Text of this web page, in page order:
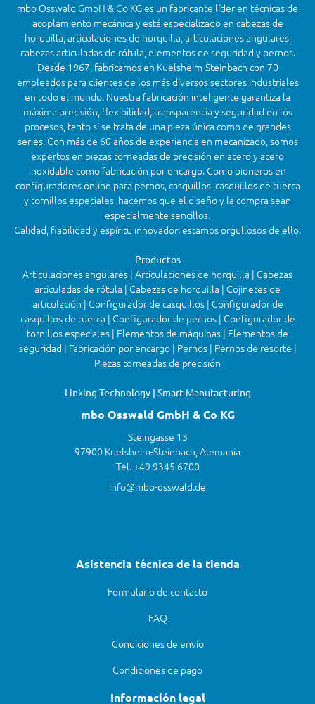
mbo Osswald GmbH & Co KG es un fabricante líder en técnicas de
acoplamiento mecánica y está especializado en cabezas de
horquilla, articulaciones de horquilla, articulaciones angulares,
cabezas articuladas de rótula, elementos de seguridad y pernos.
Desde 1967, fabricamos en Kuelsheim-Steinbach con 70
empleados para clientes de los más diversos sectores industriales
en todo el mundo. Nuestra fabricación inteligente garantiza la
máxima precisión, flexibilidad, transparencia y seguridad en los
procesos, tanto si se trata de una pieza única como de grandes
series. Con más de 60 años de experiencia en mecanizado, somos
expertos en piezas torneadas de precisión en acero y acero
inoxidable como fabricación por encargo. Como pioneros en
configuradores online para pernos, casquillos, casquillos de tuerca
y tornillos especiales, hacemos que el diseño y la compra sean
especialmente sencillos.
Calidad, fiabilidad y espíritu innovador: estamos orgullosos de ello.
Productos
Articulaciones angulares | Articulaciones de horquilla | Cabezas
articuladas de rótula | Cabezas de horquilla | Cojinetes de
articulación | Configurador de casquillos | Configurador de
casquillos de tuerca | Configurador de pernos | Configurador de
tornillos especiales | Elementos de máquinas | Elementos de
seguridad | Fabricación por encargo | Pernos | Pernos de resorte |
Piezas torneadas de precisión
Linking Technology | Smart Manufacturing
mbo Osswald GmbH & Co KG
Steingasse 13
97900 Kuelsheim-Steinbach, Alemania
Tel. +49 9345 6700
info@mbo-osswald.de
Asistencia técnica de la tienda
Formulario de contacto
FAQ
Condiciones de envío
Condiciones de pago
Información legal